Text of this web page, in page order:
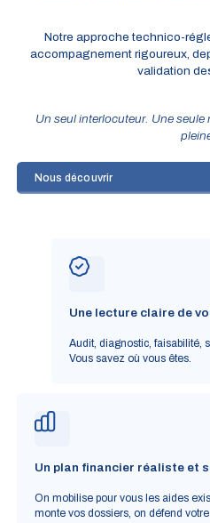
Notre approche technico-
accompagnement rigoureux,
validation
Un seul interlocuteur. Une
Nous découvrir
Une lecture claire de
Audit, diagnostic, faisabilité,
Vous savez où vous êtes.
Un plan financier réaliste et
On mobilise pour vous les aides
monte vos dossiers, on défend